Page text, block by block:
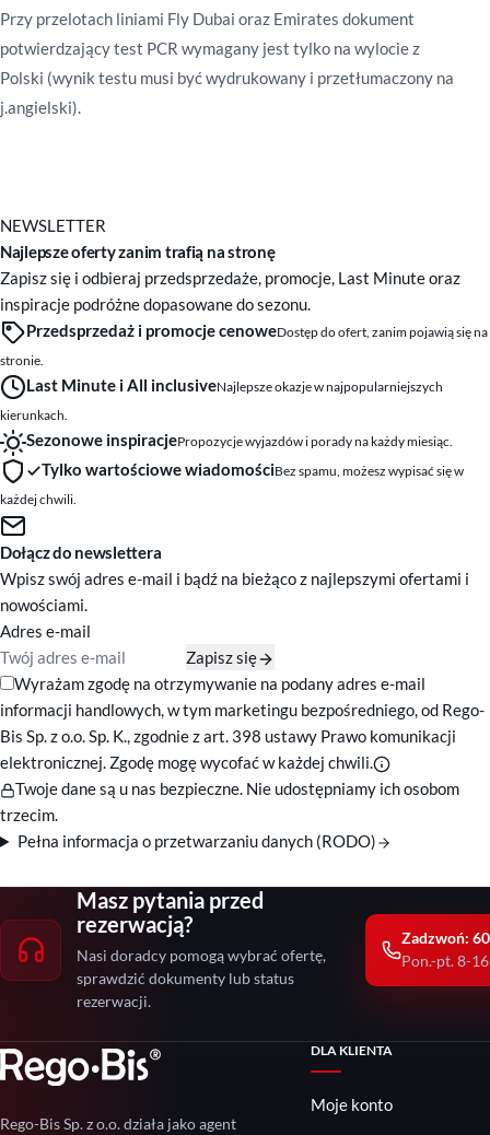
Przy przelotach liniami Fly Dubai oraz Emirates dokument
potwierdzający test PCR wymagany jest tylko na wylocie z
Polski (wynik testu musi być wydrukowany i przetłumaczony na
j.angielski).
NEWSLETTER
Najlepsze oferty zanim trafią na stronę
Zapisz się i odbieraj przedsprzedaże, promocje, Last Minute oraz
inspiracje podróżne dopasowane do sezonu.
Przedsprzedaż i promocje cenoweDostęp do ofert, zanim pojawią się na
stronie.
Last Minute i All inclusiveNajlepsze okazje w najpopularniejszych
kierunkach.
Sezonowe inspiracjePropozycje wyjazdów i porady na każdy miesiąc.
Tylko wartościowe wiadomościBez spamu, możesz wypisać się w
każdej chwili.
Dołącz do newslettera
Wpisz swój adres e-mail i bądź na bieżąco z najlepszymi ofertami i
nowościami.
Adres e-mail
Zapisz się
Zgody marketingowe
Wyrażam zgodę na otrzymywanie na podany adres e-mail
informacji handlowych, w tym marketingu bezpośredniego, od Rego-
Bis Sp. z o.o. Sp. K., zgodnie z art. 398 ustawy Prawo komunikacji
elektronicznej. Zgodę mogę wycofać w każdej chwili.
Twoje dane są u nas bezpieczne. Nie udostępniamy ich osobom
trzecim.
Pełna informacja o przetwarzaniu danych (RODO)
Masz pytania przed
rezerwacją?
Nasi doradcy pomogą wybrać ofertę,
sprawdzić dokumenty lub status
rezerwacji.
Zadzwoń:
Pon.-pt. 8-16
Rego-Bis Sp. z o.o. działa jako agent
DLA KLIENTA
Moje konto